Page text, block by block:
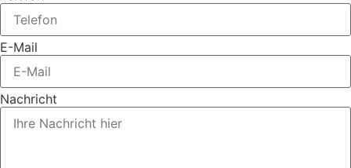
E-Mail
Nachricht